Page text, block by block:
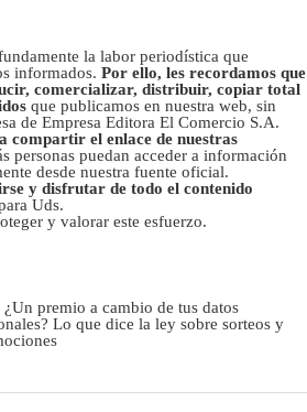
la labor periodística que
informados. Por ello, les recordamos que
comercializar, distribuir, copiar total
que publicamos en nuestra web, sin
de Empresa Editora El Comercio S.A.
compartir el enlace de nuestras
personas puedan acceder a información
desde nuestra fuente oficial.
y disfrutar de todo el contenido
Uds.
y valorar este esfuerzo.
¿Un premio a cambio de tus datos
Lo que dice la ley sobre sorteos y